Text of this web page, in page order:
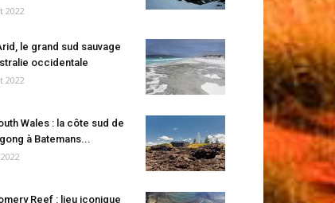
2022
le grand sud sauvage
occidentale
2022
Wales : la côte sud de
à Batemans...
Reef : lieu iconique